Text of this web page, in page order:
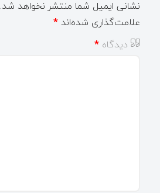
نشانی ایمیل شما منتشر نخواهد شد.
علامت‌گذاری شده‌اند *
دیدگاه *